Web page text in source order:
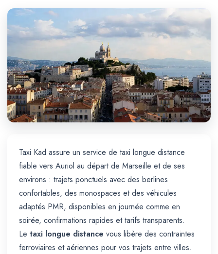
Taxi Kad assure un service de taxi longue distance
fiable vers Auriol au départ de Marseille et de ses
environs : trajets ponctuels avec des berlines
confortables, des monospaces et des véhicules
adaptés PMR, disponibles en journée comme en
soirée, confirmations rapides et tarifs transparents.
Le taxi longue distance vous libère des contraintes
ferroviaires et aériennes pour vos trajets entre villes.